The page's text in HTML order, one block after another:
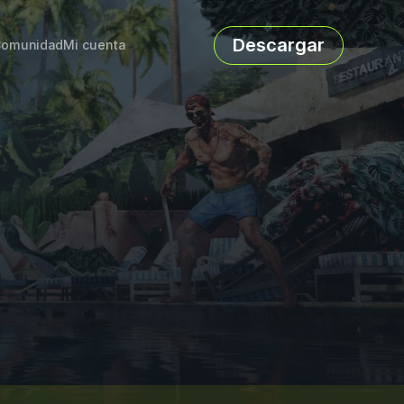
Mi cuenta Descargar